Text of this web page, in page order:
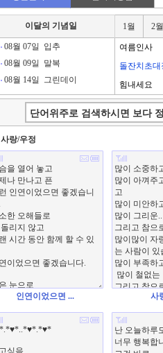
이달의 기념일 1월 2월
08월 07일 입추
08월 09일 말복
08월 14일 그린데이
여름인사
돌잔치초대
힘내세요
사랑/우정
인연이었으면 ... 사